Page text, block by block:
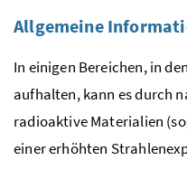
Allgemeine
In einigen Bereichen, in
aufhalten, kann es durch
radioaktive Materialien
einer erhöhten